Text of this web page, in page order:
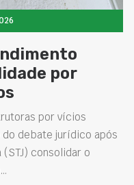
Concretos
elevam
soluções na
Projetar estruturas
intervenções de